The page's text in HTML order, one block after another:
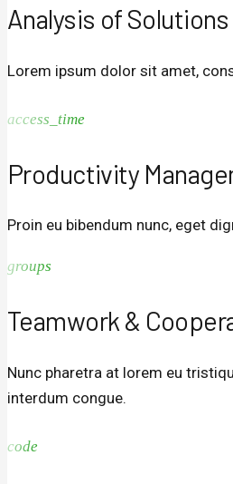
Analysis of Solutions
Lorem ipsum dolor sit amet,
access_time
Productivity
Proin eu bibendum nunc, eget
groups
Teamwork &
Nunc pharetra at lorem eu
interdum congue.
code